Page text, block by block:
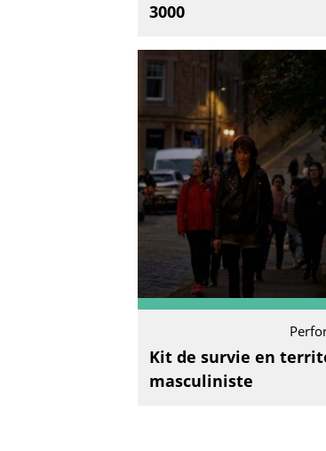
3000
Kit de survie en
masculiniste